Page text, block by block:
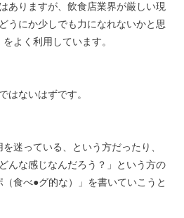
ありますが、飲食店業界が厳しい現
どうにか少しでも力になれないかと思
よく利用しています。
はないはずです。
迷っている、という方だったり、
んな感じなんだろう？」という方の
（食べ●グ的な）」を書いていこうと